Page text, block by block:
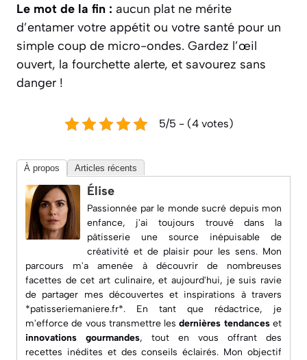
Le mot de la fin : aucun plat ne mérite
d’entamer votre appétit ou votre santé pour un
simple coup de micro-ondes. Gardez l’œil
ouvert, la fourchette alerte, et savourez sans
danger !
5/5 - (4 votes)
À propos Articles récents
Élise
Passionnée par le monde sucré depuis mon
enfance, j'ai toujours trouvé dans la
pâtisserie une source inépuisable de
créativité et de plaisir pour les sens. Mon
parcours m'a amenée à découvrir de nombreuses
facettes de cet art culinaire, et aujourd'hui, je suis ravie
de partager mes découvertes et inspirations à travers
*patisseriemaniere.fr*. En tant que rédactrice, je
m'efforce de vous transmettre lesdernières tendanceset
innovations gourmandes, tout en vous offrant des
recettes inédites et des conseils éclairés. Mon objectif